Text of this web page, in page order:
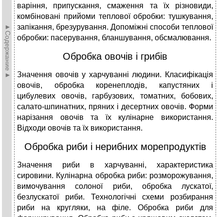
►Содержание►
варіння, припускання, смаження та їх різновиди,
комбіновані прийоми теплової обробки: тушкування,
запікання, брезурування. Допоміжні способи теплової
обробки: пасерування, бланшування, обсмалювання.
Обробка овочів і грибів
Значення овочів у харчуванні людини. Класифікація
овочів, обробка коренеплодів, капустяних і
цибулевих овочів, гарбузових, томатних, бобових,
салато-шпинатних, пряних і десертних овочів. Форми
нарізання овочів та їх кулінарне використання.
Відходи овочів та їх використання.
Обробка риби і нерибних морепродуктів
Значення риби в харчуванні, характеристика
сировини. Кулінарна обробка риби: розморожування,
вимочування солоної риби, обробка лускатої,
безлускатої риби. Технологічні схеми розбирання
риби на кругляки, на філе. Обробка риби для